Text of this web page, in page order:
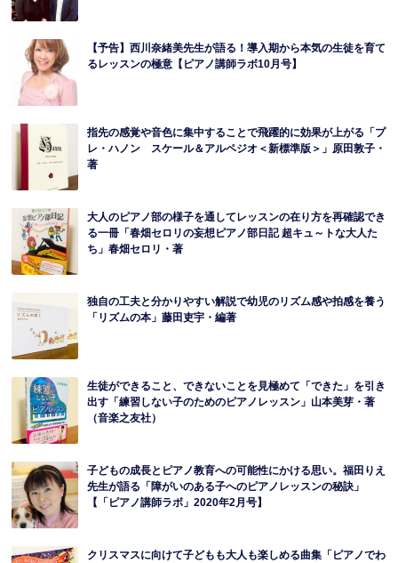
【予告】西川奈緒美先生が語る！導入期から本気の生徒を育て
るレッスンの極意【ピアノ講師ラボ10月号】
指先の感覚や音色に集中することで飛躍的に効果が上がる「プ
レ・ハノン スケール＆アルペジオ＜新標準版＞」原田敦子・
著
大人のピアノ部の様子を通してレッスンの在り方を再確認でき
る一冊「春畑セロリの妄想ピアノ部日記 超キュ～トな大人た
ち」春畑セロリ・著
独自の工夫と分かりやすい解説で幼児のリズム感や拍感を養う
「リズムの本」藤田吏宇・編著
生徒ができること、できないことを見極めて「できた」を引き
出す「練習しない子のためのピアノレッスン」山本美芽・著
（音楽之友社）
子どもの成長とピアノ教育への可能性にかける思い。福田りえ
先生が語る「障がいのある子へのピアノレッスンの秘訣」
【「ピアノ講師ラボ」2020年2月号】
クリスマスに向けて子どもも大人も楽しめる曲集「ピアノでわ